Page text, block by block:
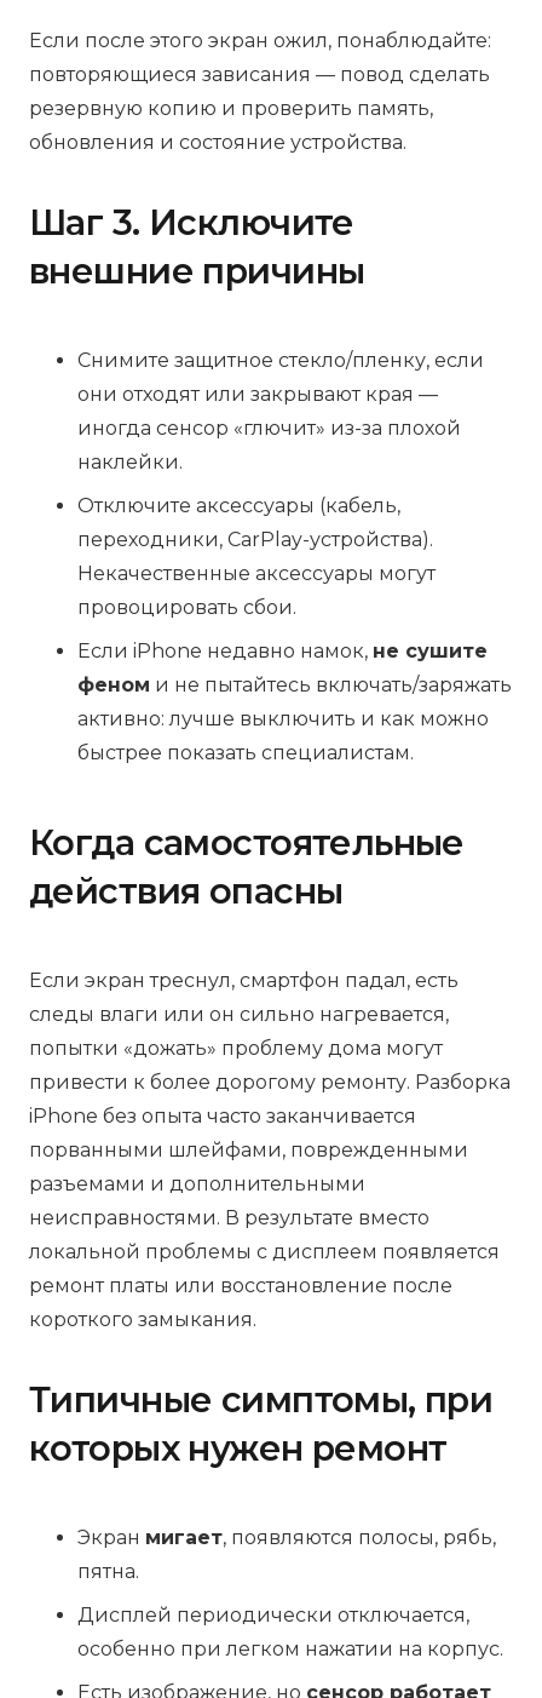
Если после этого экран ожил, понаблюдайте:
повторяющиеся зависания — повод сделать
резервную копию и проверить память,
обновления и состояние устройства.
Шаг 3. Исключите
внешние причины
Снимите защитное стекло/пленку, если
они отходят или закрывают края —
иногда сенсор «глючит» из-за плохой
наклейки.
Отключите аксессуары (кабель,
переходники, CarPlay-устройства).
Некачественные аксессуары могут
провоцировать сбои.
Если iPhone недавно намок, не сушите
феном и не пытайтесь включать/заряжать
активно: лучше выключить и как можно
быстрее показать специалистам.
Когда самостоятельные
действия опасны
Если экран треснул, смартфон падал, есть
следы влаги или он сильно нагревается,
попытки «дожать» проблему дома могут
привести к более дорогому ремонту. Разборка
iPhone без опыта часто заканчивается
порванными шлейфами, поврежденными
разъемами и дополнительными
неисправностями. В результате вместо
локальной проблемы с дисплеем появляется
ремонт платы или восстановление после
короткого замыкания.
Типичные симптомы, при
которых нужен ремонт
Экран мигает, появляются полосы, рябь,
пятна.
Дисплей периодически отключается,
особенно при легком нажатии на корпус.
Есть изображение, но сенсор работает